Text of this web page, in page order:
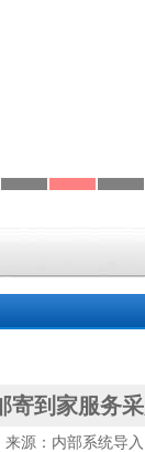
寄到家服务
来源：内部系统导